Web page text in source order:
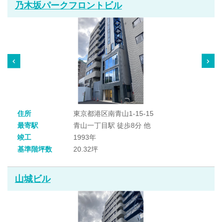
乃木坂パークフロントビル
住所
東京都港区南青山1-15-15
最寄駅
青山一丁目駅 徒歩8分 他
竣工
1993年
基準階坪数
20.32坪
山城ビル